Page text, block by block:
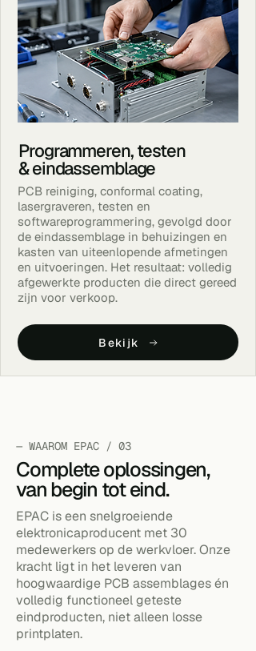
Programmeren, testen
& eindassemblage
PCB reiniging, conformal coating,
lasergraveren, testen en
softwareprogrammering, gevolgd door
de eindassemblage in behuizingen en
kasten van uiteenlopende afmetingen
en uitvoeringen. Het resultaat: volledig
afgewerkte producten die direct gereed
zijn voor verkoop.
Bekijk
— WAAROM EPAC / 03
Complete oplossingen,
van begin tot eind.
EPAC is een snelgroeiende
elektronicaproducent met 30
medewerkers op de werkvloer. Onze
kracht ligt in het leveren van
hoogwaardige PCB assemblages én
volledig functioneel geteste
eindproducten, niet alleen losse
printplaten.